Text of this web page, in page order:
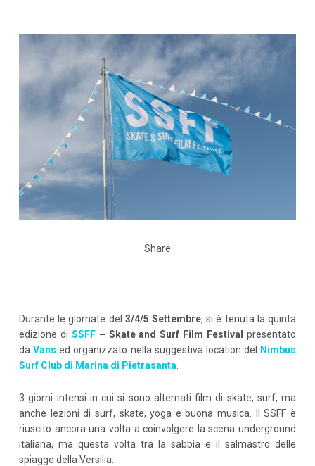
Share
Durante le giornate del 3/4/5 Settembre, si è tenuta la quinta
edizione di SSFF– Skate and Surf Film Festivalpresentato
daVans ed organizzato nella suggestiva location del
Nimbus
Surf Club di Marina di Pietrasanta
3 giorni intensi in cui si sono alternati film di skate, surf, ma
anche lezioni di surf, skate, yoga e buona musica. Il SSFF è
riuscito ancora una volta a coinvolgere la scena underground
italiana, ma questa volta tra la sabbia e il salmastro delle
spiagge della Versilia.